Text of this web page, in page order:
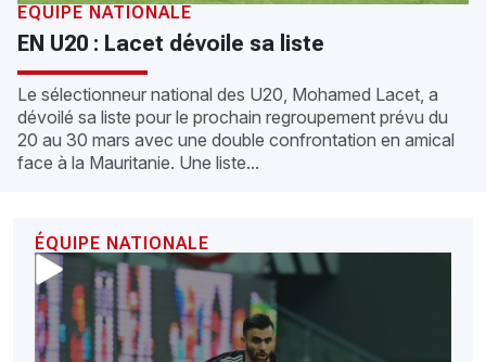
EQUIPE NATIONALE
EN U20 : Lacet dévoile sa liste
Le sélectionneur national des U20, Mohamed Lacet, a
dévoilé sa liste pour le prochain regroupement prévu du
20 au 30 mars avec une double confrontation en amical
face à la Mauritanie. Une liste...
ÉQUIPE NATIONALE